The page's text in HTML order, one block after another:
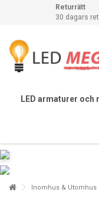
Returrätt
30 dagars
LED armaturer och
Inomhus & Utomhus